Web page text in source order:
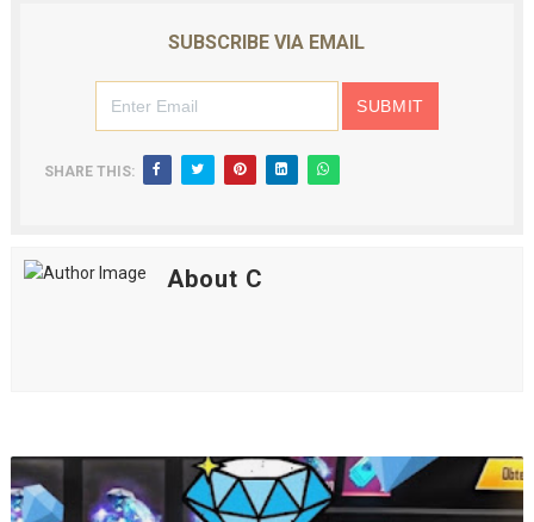
SUBSCRIBE VIA EMAIL
SHARE THIS:
About C